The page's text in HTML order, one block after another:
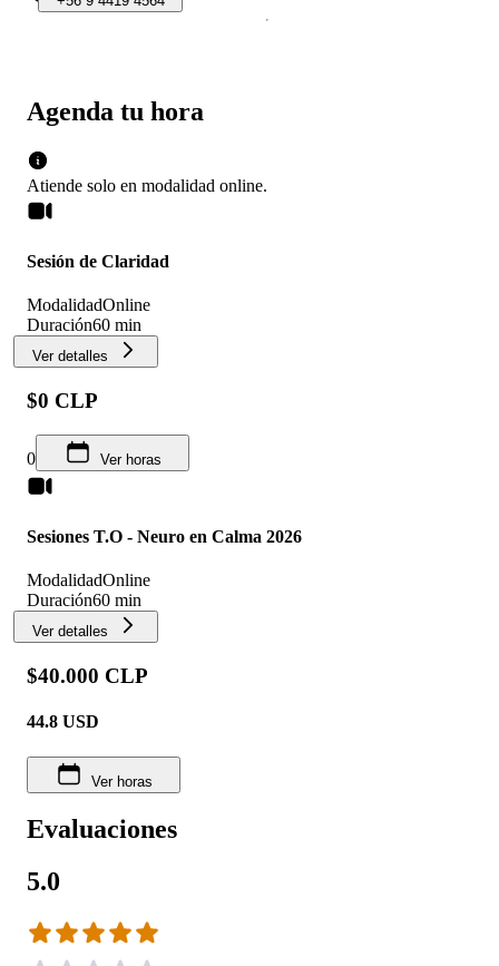
Agenda tu hora
Atiende solo en modalidad online.
Sesión de Claridad
ModalidadOnline
Duración60 min
Ver detalles
$0 CLP
0 Ver horas
Sesiones T.O - Neuro en Calma 2026
ModalidadOnline
Duración60 min
Ver detalles
$40.000 CLP
44.8 USD
Ver horas
Evaluaciones
5.0